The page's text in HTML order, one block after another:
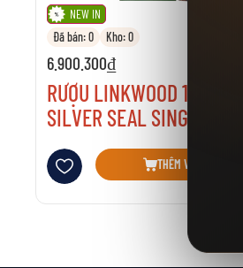
NEW IN
Đã bán: 0
Kho: 0
6.900.300₫
RƯỢU LINKWOOD 14 NĂM
SILVER SEAL SINGLE CASK
Thêm vào danh sách yêu thích
THÊM VÀO GIỎ HÀNG